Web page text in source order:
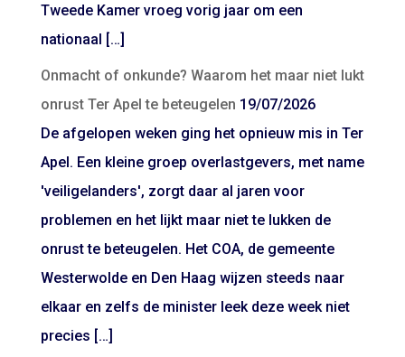
Tweede Kamer vroeg vorig jaar om een
nationaal […]
Onmacht of onkunde? Waarom het maar niet lukt
onrust Ter Apel te beteugelen 19/07/2026
De afgelopen weken ging het opnieuw mis in Ter
Apel. Een kleine groep overlastgevers, met name
'veiligelanders', zorgt daar al jaren voor
problemen en het lijkt maar niet te lukken de
onrust te beteugelen. Het COA, de gemeente
Westerwolde en Den Haag wijzen steeds naar
elkaar en zelfs de minister leek deze week niet
precies […]